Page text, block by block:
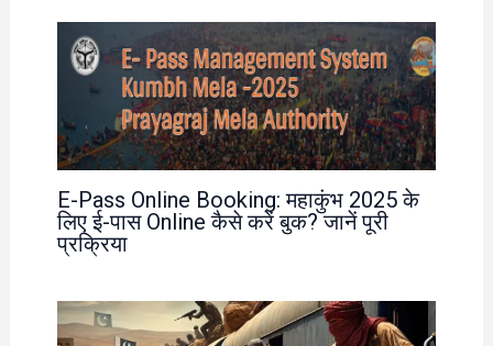
E-Pass Online Booking: महाकुंभ 2025 के
लिए ई-पास Online कैसे करें बुक? जानें पूरी
प्रक्रिया